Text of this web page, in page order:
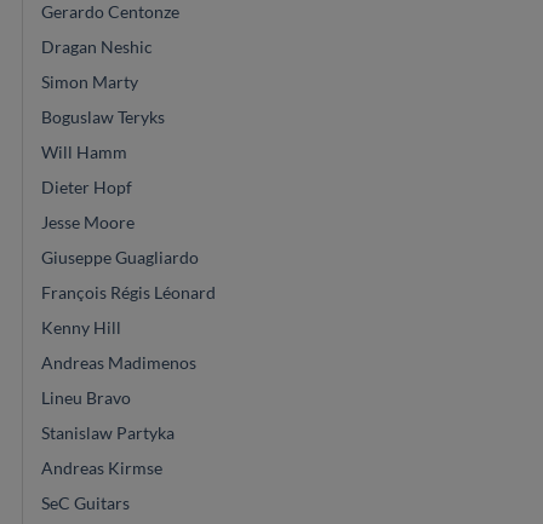
Gerardo Centonze
Dragan Neshic
Simon Marty
Boguslaw Teryks
Will Hamm
Dieter Hopf
Jesse Moore
Giuseppe Guagliardo
François Régis Léonard
Kenny Hill
Andreas Madimenos
Lineu Bravo
Stanislaw Partyka
Andreas Kirmse
SeC Guitars